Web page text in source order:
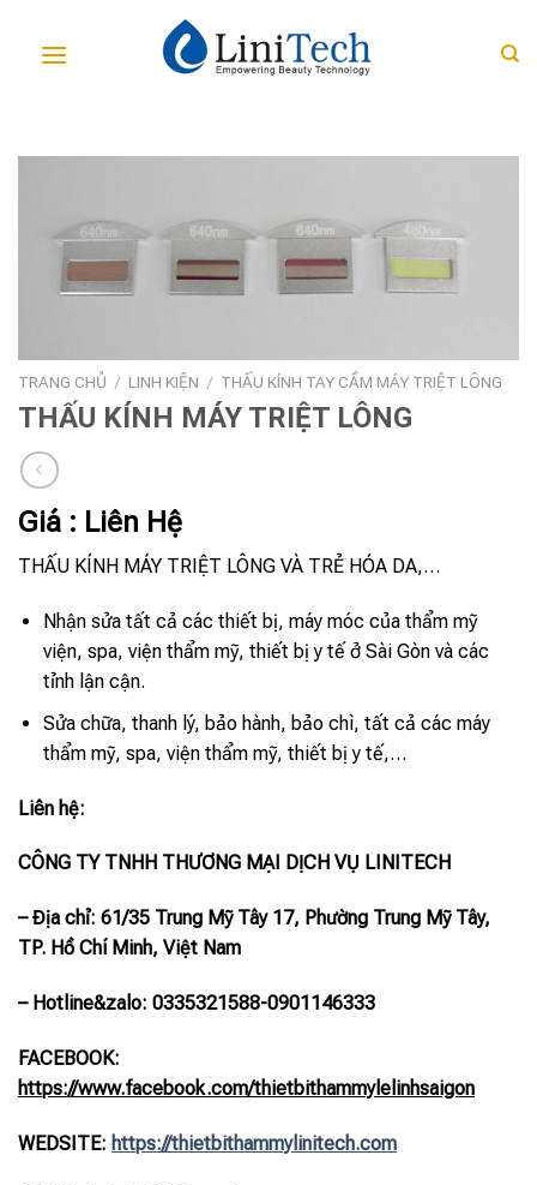
TRANG CHỦ / LINH KIỆN / THẤU KÍNH TAY CẦM MÁY TRIỆT LÔNG
THẤU KÍNH MÁY TRIỆT LÔNG
Giá : Liên Hệ
THẤU KÍNH MÁY TRIỆT LÔNG VÀ TRẺ HÓA DA,…
Nhận sửa tất cả các thiết bị, máy móc của thẩm mỹ
viện, spa, viện thẩm mỹ, thiết bị y tế ở Sài Gòn và các
tỉnh lận cận.
Sửa chữa, thanh lý, bảo hành, bảo chì, tất cả các máy
thẩm mỹ, spa, viện thẩm mỹ, thiết bị y tế,…
Liên hệ:
CÔNG TY TNHH THƯƠNG MẠI DỊCH VỤ LINITECH
– Địa chỉ: 61/35 Trung Mỹ Tây 17, Phường Trung Mỹ Tây,
TP. Hồ Chí Minh, Việt Nam
– Hotline&zalo: 0335321588-0901146333
FACEBOOK:
https://www.facebook.com/thietbithammylelinhsaigon
WEDSITE: https://thietbithammylinitech.com